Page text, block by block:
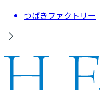
つばきファクトリー